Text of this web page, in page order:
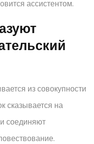
ассистентом.
из совокупности
сказывается на
соединяют